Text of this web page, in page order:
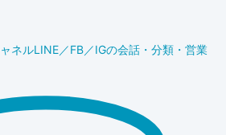
ネルLINE／FB／IGの会話・分類・営業